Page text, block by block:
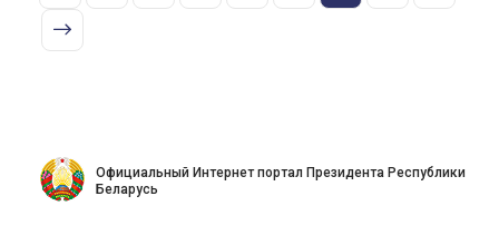
Официальный Интернет портал Президента Республики
Беларусь